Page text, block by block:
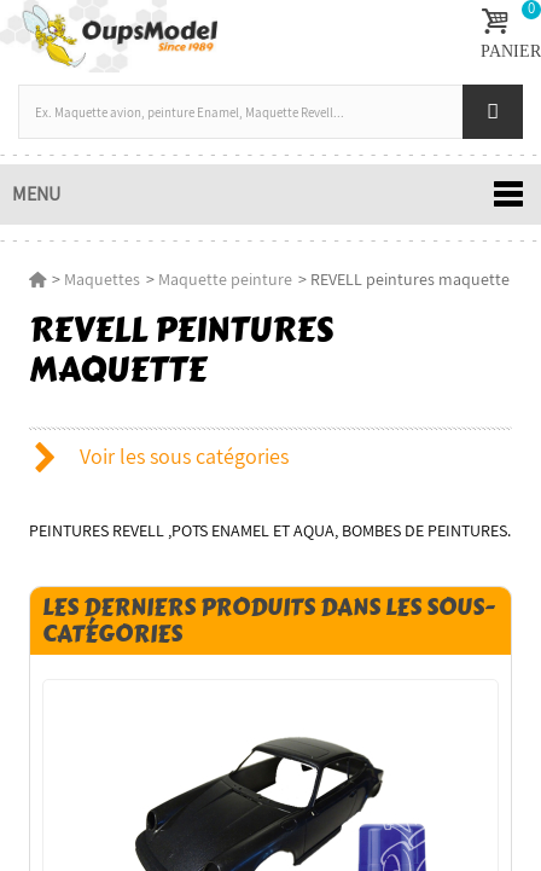
0
PANIER
MENU
> Maquettes > Maquette peinture > REVELL peintures maquette
REVELL PEINTURES
MAQUETTE
Voir les sous catégories
PEINTURES REVELL ,POTS ENAMEL ET AQUA, BOMBES DE PEINTURES.
LES DERNIERS PRODUITS DANS LES SOUS-
CATÉGORIES